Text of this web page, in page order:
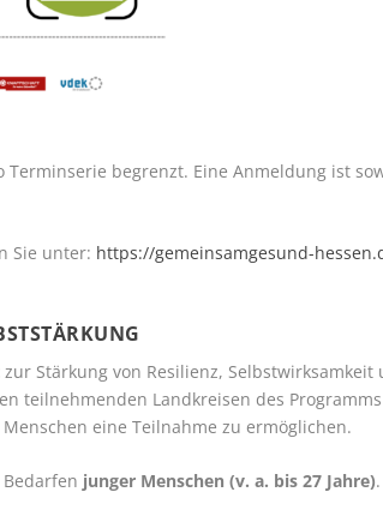
begrenzt. Eine Anmeldung ist
Sie unter: https://gemeinsamgesund-
zur Stärkung von Resilienz,
teilnehmenden Landkreisen des
eine Teilnahme zu ermöglichen.
junger Menschen (v. a. bis 27 Jahre).